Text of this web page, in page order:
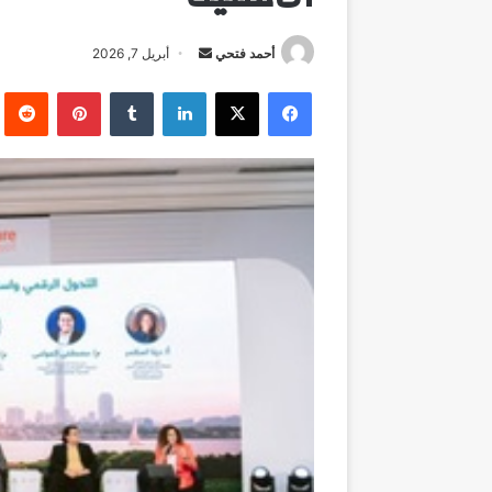
أحمد فتحي
أرسل
إلكترونيا
أبريل 7, 2026
فيسبوك ‫X لينكدإن بينتيريست